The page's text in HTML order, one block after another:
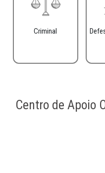
Criminal
Centro de Apoio